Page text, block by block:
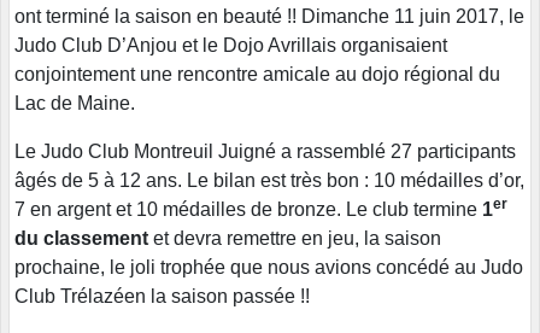
ont terminé la saison en beauté !! Dimanche 11 juin 2017, le
Judo Club D’Anjou et le Dojo Avrillais organisaient
conjointement une rencontre amicale au dojo régional du
Lac de Maine.
Le Judo Club Montreuil Juigné a rassemblé 27 participants
âgés de 5 à 12 ans. Le bilan est très bon : 10 médailles d’or,
7 en argent et 10 médailles de bronze. Le club termine 1er
du classement et devra remettre en jeu, la saison
prochaine, le joli trophée que nous avions concédé au Judo
Club Trélazéen la saison passée !!